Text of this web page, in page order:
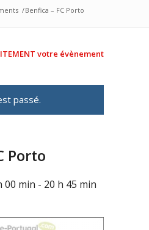
/Benfica – FC Porto
votre évènement
passé.
Porto
00 min - 20 h 45 min